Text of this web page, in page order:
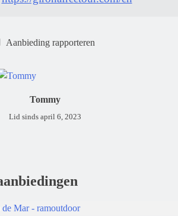
Aanbieding rapporteren
Tommy
Lid sinds april 6, 2023